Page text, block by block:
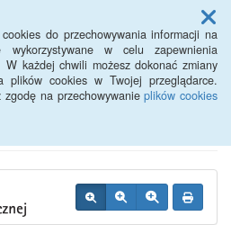
do przechowywania informacji na
w celu zapewnienia
W każdej chwili możesz dokonać zmiany
plików cookies w Twojej przeglądarce.
zgodę na przechowywanieplików cookies
Menu
Miejski